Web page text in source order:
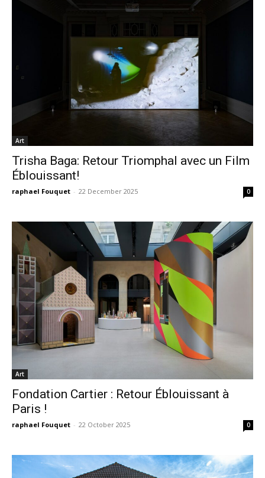
Art
Trisha Baga: Retour Triomphal avec un Film
Éblouissant!
raphael Fouquet - 22 December 2025 0
Art
Fondation Cartier : Retour Éblouissant à
Paris !
raphael Fouquet - 22 October 2025 0